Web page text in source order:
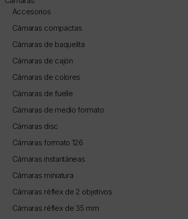
Accesorios
Cámaras compactas
Cámaras de baquelita
Cámaras de cajón
Cámaras de colores
Cámaras de fuelle
Cámaras de medio formato
Cámaras disc
Cámaras formato 126
Cámaras instantáneas
Cámaras miniatura
Cámaras réflex de 2 objetivos
Cámaras réflex de 35 mm